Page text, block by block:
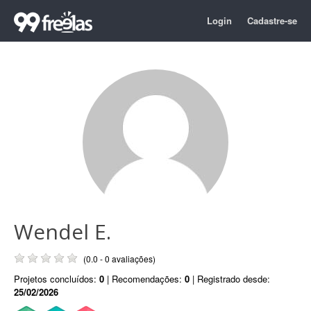
Login Cadastre-se
Wendel E.
(0.0 - 0 avaliações)
Projetos concluídos: 0 | Recomendações: 0 | Registrado desde:
25/02/2026